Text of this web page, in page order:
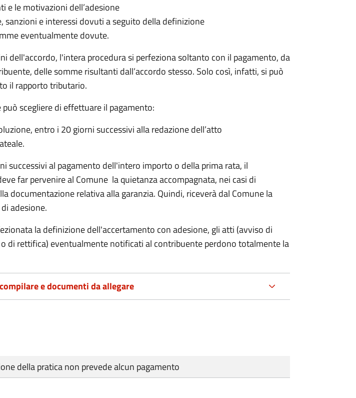
e le motivazioni dell’adesione
sanzioni e interessi dovuti a seguito della definizione
eventualmente dovute.
dell'accordo, l'intera procedura si perfeziona soltanto con il pagamento, da
delle somme risultanti dall’accordo stesso. Solo così, infatti, si può
il rapporto tributario.
scegliere di effettuare il pagamento:
entro i 20 giorni successivi alla redazione dell’atto
successivi al pagamento dell'intero importo o della prima rata, il
far pervenire al Comune la quietanza accompagnata, nei casi di
documentazione relativa alla garanzia. Quindi, riceverà dal Comune la
adesione.
la definizione dell'accertamento con adesione, gli atti (avviso di
di rettifica) eventualmente notificati al contribuente perdono totalmente la
e documenti da allegare
della pratica non prevede alcun pagamento